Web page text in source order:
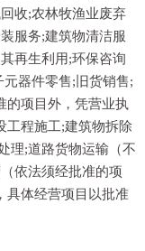
收;农林牧渔业废弃
服务;建筑物清洁服
再生利用;环保咨询
器件零售;旧货销售;
的项目外，凭营业执
工程施工;建筑物拆除
理;道路货物运输（不
依法须经批准的项
具体经营项目以批准